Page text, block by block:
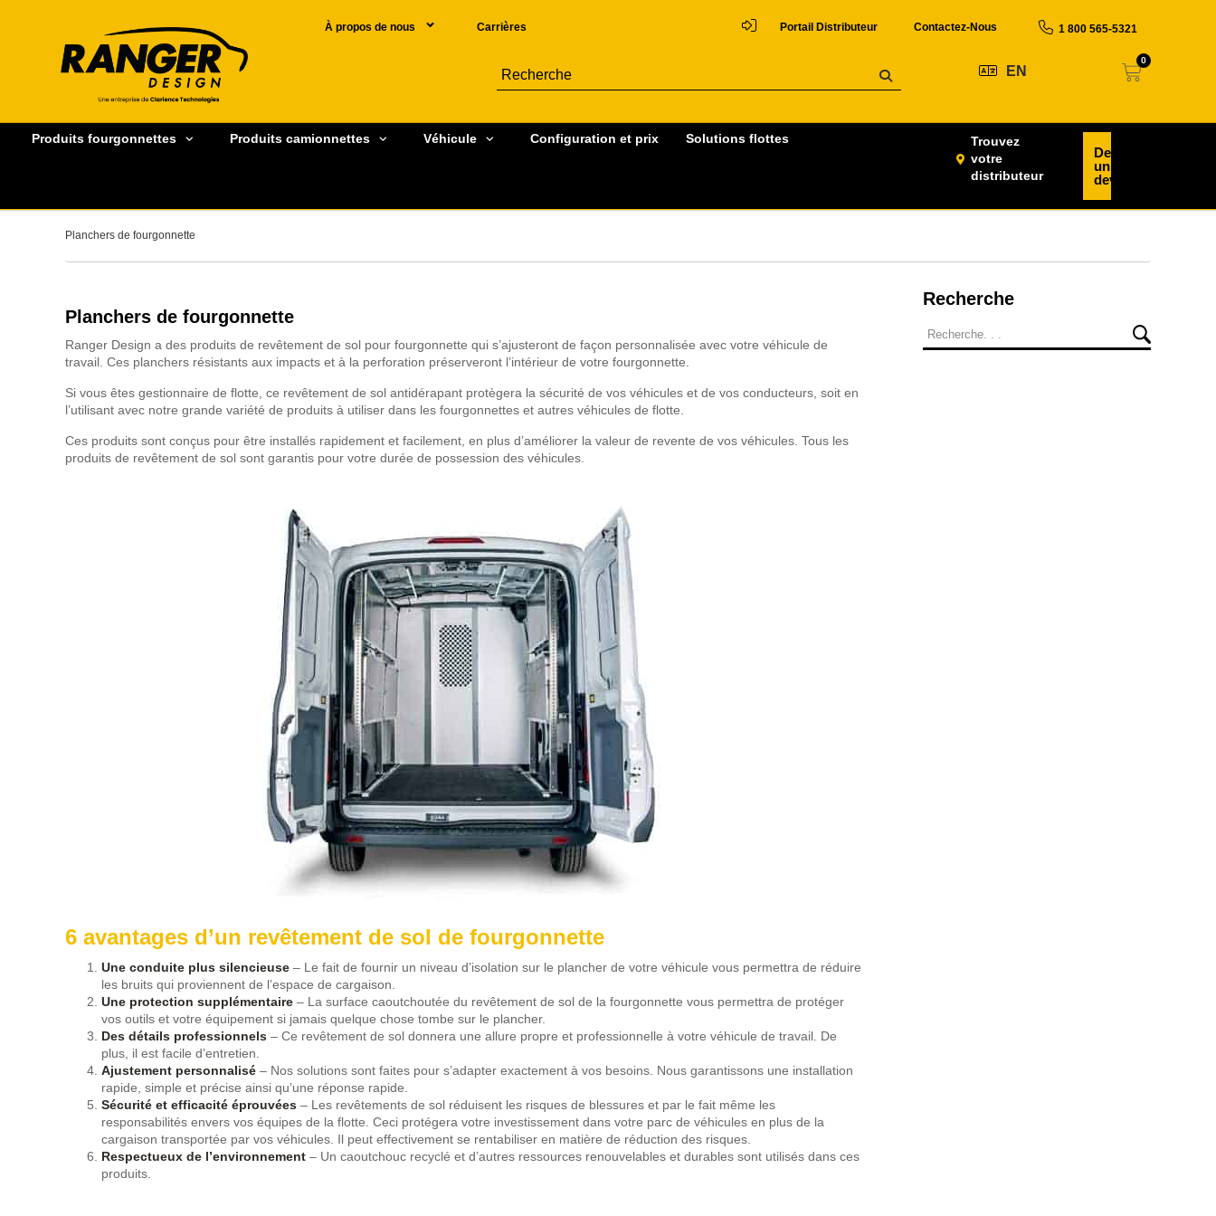
À propos de nous Carrières Portail Distributeur Contactez-Nous 1 800 565-5321
EN
0
Produits fourgonnettes Produits camionnettes Véhicule Configuration et prix Solutions flottes
Trouvez
votre
distributeur
Demander
un
devis
Planchers de fourgonnette
Planchers de fourgonnette
Ranger Design a des produits de revêtement de sol pour fourgonnette qui s’ajusteront de façon personnalisée avec votre véhicule de
travail. Ces planchers résistants aux impacts et à la perforation préserveront l’intérieur de votre fourgonnette.
Si vous êtes gestionnaire de flotte, ce revêtement de sol antidérapant protègera la sécurité de vos véhicules et de vos conducteurs, soit en
l’utilisant avec notre grande variété de produits à utiliser dans les fourgonnettes et autres véhicules de flotte.
Ces produits sont conçus pour être installés rapidement et facilement, en plus d’améliorer la valeur de revente de vos véhicules. Tous les
produits de revêtement de sol sont garantis pour votre durée de possession des véhicules.
6 avantages d’un revêtement de sol de fourgonnette
Une conduite plus silencieuse – Le fait de fournir un niveau d’isolation sur le plancher de votre véhicule vous permettra de réduire
les bruits qui proviennent de l’espace de cargaison.
Une protection supplémentaire – La surface caoutchoutée du revêtement de sol de la fourgonnette vous permettra de protéger
vos outils et votre équipement si jamais quelque chose tombe sur le plancher.
Des détails professionnels – Ce revêtement de sol donnera une allure propre et professionnelle à votre véhicule de travail. De
plus, il est facile d’entretien.
Ajustement personnalisé – Nos solutions sont faites pour s’adapter exactement à vos besoins. Nous garantissons une installation
rapide, simple et précise ainsi qu’une réponse rapide.
Sécurité et efficacité éprouvées – Les revêtements de sol réduisent les risques de blessures et par le fait même les
responsabilités envers vos équipes de la flotte. Ceci protégera votre investissement dans votre parc de véhicules en plus de la
cargaison transportée par vos véhicules. Il peut effectivement se rentabiliser en matière de réduction des risques.
Respectueux de l’environnement – Un caoutchouc recyclé et d’autres ressources renouvelables et durables sont utilisés dans ces
produits.
Recherche